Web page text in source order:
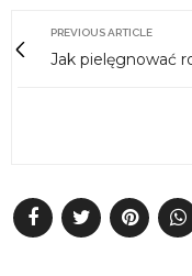
PREVIOUS ARTICLE
Jak pielęgnować